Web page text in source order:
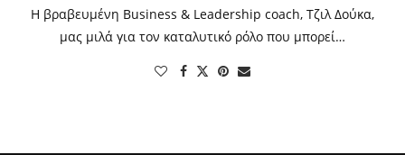
Η βραβευμένη Business & Leadership coach, Τζιλ Δούκα,
μας μιλά για τον καταλυτικό ρόλο που μπορεί…